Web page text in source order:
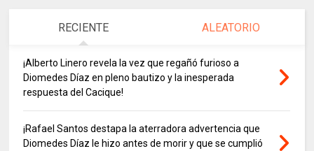
RECIENTE ALEATORIO
¡Alberto Linero revela la vez que regañó furioso a
Diomedes Díaz en pleno bautizo y la inesperada
respuesta del Cacique!
¡Rafael Santos destapa la aterradora advertencia que
Diomedes Díaz le hizo antes de morir y que se cumplió